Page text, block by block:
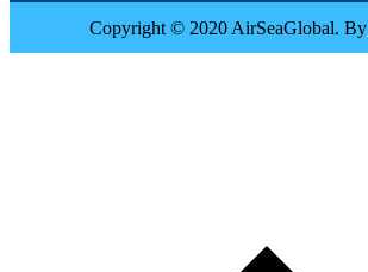
Copyright © 2020 AirSeaGlobal. By